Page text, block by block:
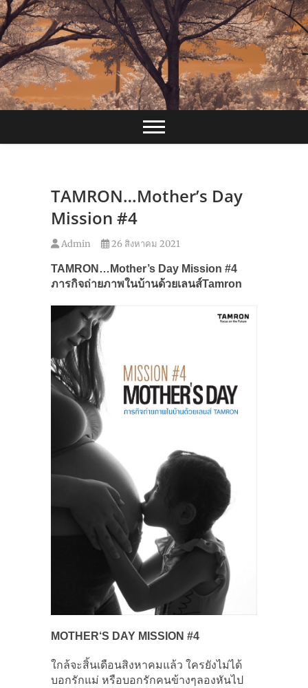
Skip
to
content
TAMRON…Mother’s Day
Mission #4
Admin 26 สิงหาคม 2021
TAMRON…Mother’s Day Mission #4
ภารกิจถ่ายภาพในบ้านด้วยเลนส์Tamron
MOTHER‘S DAY MISSION #4
ใกล้จะสิ้นเดือนสิงหาคมแล้ว ใครยังไม่ได้
บอกรักแม่ หรือบอกรักคนข้างๆลองหันไป